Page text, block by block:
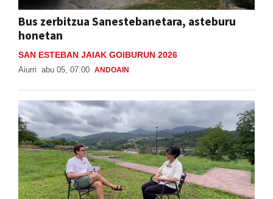
Bus zerbitzua Sanestebanetara, asteburu
honetan
SAN ESTEBAN JAIAK GOIBURUN 2026
Aiurri abu 05, 07:00 ANDOAIN